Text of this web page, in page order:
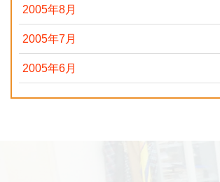
2005年8月
2005年7月
2005年6月